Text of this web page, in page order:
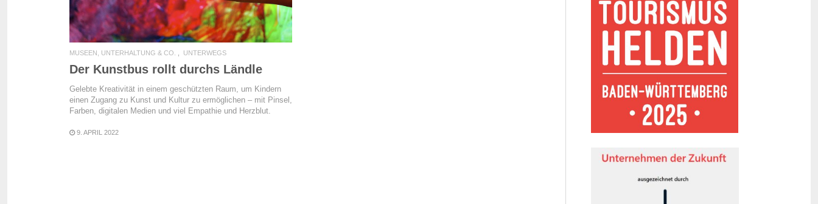
MUSEEN, UNTERHALTUNG & CO. UNTERWEGS
Der Kunstbus rollt durchs Ländle
Gelebte Kreativität in einem geschützten Raum, um Kindern
einen Zugang zu Kunst und Kultur zu ermöglichen – mit Pinsel,
Farben, digitalen Medien und viel Empathie und Herzblut.
9. APRIL 2022